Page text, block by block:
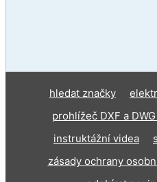
hledat značky
prohlížeč DXF a
instruktážní videa
zásady ochrany